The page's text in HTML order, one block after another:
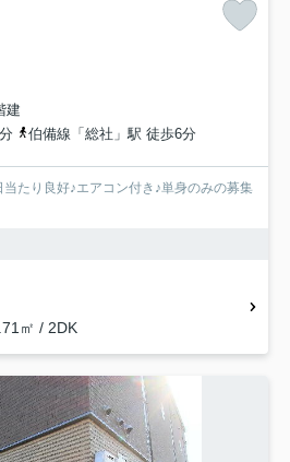
建
伯備線「総社」駅 徒歩6分
たり良好♪エアコン付き♪単身のみの募集
㎡ / 2DK